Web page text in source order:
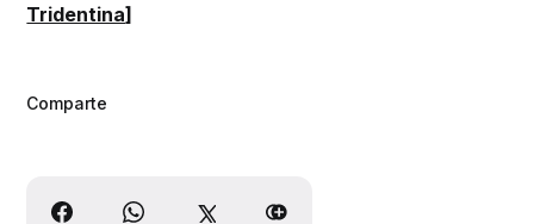
Tridentina]
Comparte